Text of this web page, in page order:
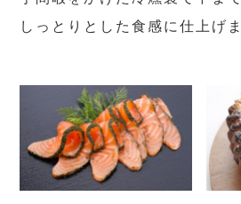
しっとりとした食感に仕上げ